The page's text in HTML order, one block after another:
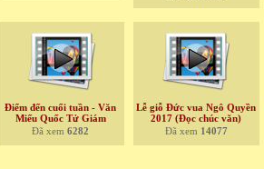
Điểm đến cuối tuần - Văn
Miếu Quốc Tử Giám
Đã xem6282
Lễ giỗ Đức vua Ngô Quyền
2017 (Đọc chúc văn)
Đã xem 14077